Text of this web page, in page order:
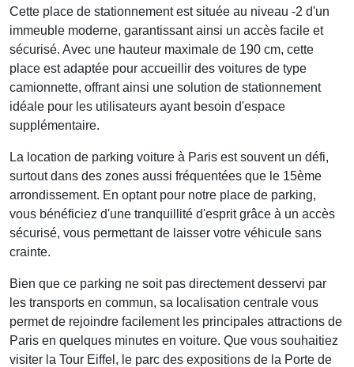
Cette place de stationnement est située au niveau -2 d'un
immeuble moderne, garantissant ainsi un accès facile et
sécurisé. Avec une hauteur maximale de 190 cm, cette
place est adaptée pour accueillir des voitures de type
camionnette, offrant ainsi une solution de stationnement
idéale pour les utilisateurs ayant besoin d'espace
supplémentaire.
La location de parking voiture à Paris est souvent un défi,
surtout dans des zones aussi fréquentées que le 15ème
arrondissement. En optant pour notre place de parking,
vous bénéficiez d'une tranquillité d'esprit grâce à un accès
sécurisé, vous permettant de laisser votre véhicule sans
crainte.
Bien que ce parking ne soit pas directement desservi par
les transports en commun, sa localisation centrale vous
permet de rejoindre facilement les principales attractions de
Paris en quelques minutes en voiture. Que vous souhaitiez
visiter la Tour Eiffel, le parc des expositions de la Porte de